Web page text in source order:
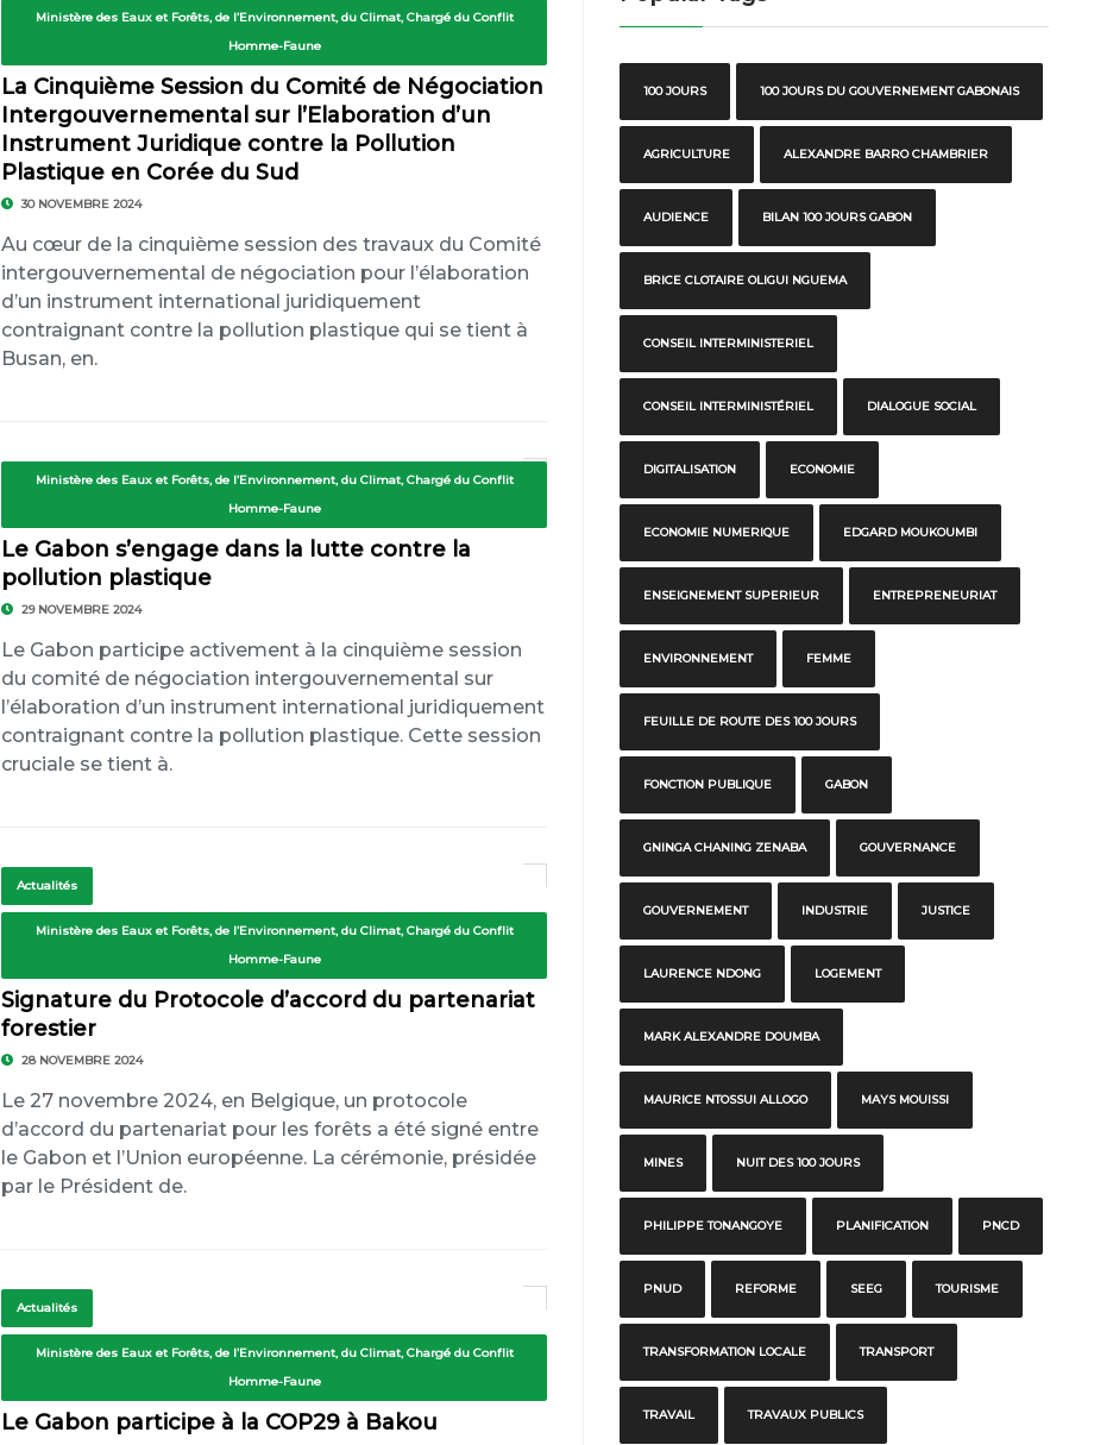
Ministère des Eaux et Forêts, de l’Environnement, du Climat, Chargé du Conflit
Homme-Faune
La Cinquième Session du Comité de Négociation
Intergouvernemental sur l’Elaboration d’un
Instrument Juridique contre la Pollution
Plastique en Corée du Sud
30 NOVEMBRE 2024
Au cœur de la cinquième session des travaux du Comité
intergouvernemental de négociation pour l’élaboration
d’un instrument international juridiquement
contraignant contre la pollution plastique qui se tient à
Busan, en.
Ministère des Eaux et Forêts, de l’Environnement, du Climat, Chargé du Conflit
Homme-Faune
Le Gabon s’engage dans la lutte contre la
pollution plastique
29 NOVEMBRE 2024
Le Gabon participe activement à la cinquième session
du comité de négociation intergouvernemental sur
l’élaboration d’un instrument international juridiquement
contraignant contre la pollution plastique. Cette session
cruciale se tient à.
Actualités
Ministère des Eaux et Forêts, de l’Environnement, du Climat, Chargé du Conflit
Homme-Faune
Signature du Protocole d’accord du partenariat
forestier
28 NOVEMBRE 2024
Le 27 novembre 2024, en Belgique, un protocole
d’accord du partenariat pour les forêts a été signé entre
le Gabon et l’Union européenne. La cérémonie, présidée
par le Président de.
Actualités
Ministère des Eaux et Forêts, de l’Environnement, du Climat, Chargé du Conflit
Homme-Faune
Le Gabon participe à la COP29 à Bakou
100 JOURS 100 JOURS DU GOUVERNEMENT GABONAIS
AGRICULTURE ALEXANDRE BARRO CHAMBRIER
AUDIENCE BILAN 100 JOURS GABON
BRICE CLOTAIRE OLIGUI NGUEMA
CONSEIL INTERMINISTERIEL
CONSEIL INTERMINISTÉRIEL DIALOGUE SOCIAL
DIGITALISATION ECONOMIE
ECONOMIE NUMERIQUE EDGARD MOUKOUMBI
ENSEIGNEMENT SUPERIEUR ENTREPRENEURIAT
ENVIRONNEMENT FEMME
FEUILLE DE ROUTE DES 100 JOURS
FONCTION PUBLIQUE GABON
GNINGA CHANING ZENABA GOUVERNANCE
GOUVERNEMENT INDUSTRIE JUSTICE
LAURENCE NDONG LOGEMENT
MARK ALEXANDRE DOUMBA
MAURICE NTOSSUI ALLOGO MAYS MOUISSI
MINES NUIT DES 100 JOURS
PHILIPPE TONANGOYE PLANIFICATION PNCD
PNUD REFORME SEEG TOURISME
TRANSFORMATION LOCALE TRANSPORT
TRAVAIL TRAVAUX PUBLICS